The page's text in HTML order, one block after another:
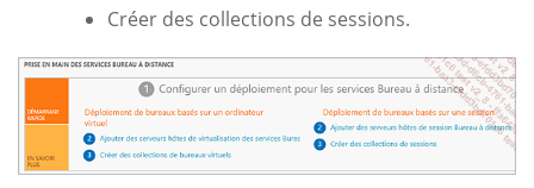
Créer des collections de sessions.